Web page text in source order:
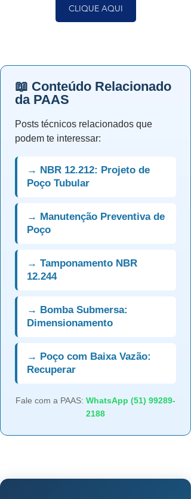
CLIQUE AQUI
📖 Conteúdo Relacionado
da PAAS
Posts técnicos relacionados que
podem te interessar:
→ NBR 12.212: Projeto de
Poço Tubular
→ Manutenção Preventiva de
Poço
→ Tamponamento NBR
12.244
→ Bomba Submersa:
Dimensionamento
→ Poço com Baixa Vazão:
Recuperar
Fale com a PAAS: WhatsApp (51) 99289-
2188